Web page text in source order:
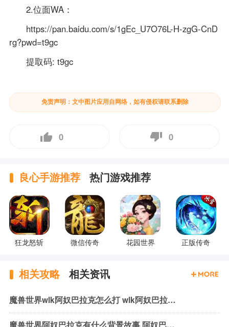
2.位面WA：
https://pan.baidu.com/s/1gEc_U7O76L-H-zgG-CnD
rg?pwd=t9gc
提取码: t9gc
免责声明：文中图片应用自网络，如有侵权请联系删除
0 0
良心手游推荐 热门游戏推荐
狂龙怒斩 微信传奇 花园世界 正版传奇
相关攻略 相关资讯
魔兽世界wlk阿奴巴拉克怎么打 wlk阿奴巴拉克机制与打法